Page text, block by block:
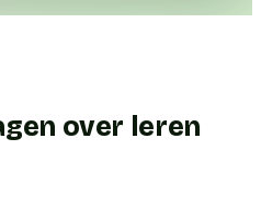
over leren